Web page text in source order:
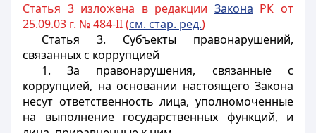
Статья 3 изложена в редакции Закона РК от
25.09.03 г. № 484-II (см. стар. ред.)
Статья 3. Субъекты правонарушений,
связанных с коррупцией
1. За правонарушения, связанные с
коррупцией, на основании настоящего Закона
несут ответственность лица, уполномоченные
на выполнение государственных функций, и